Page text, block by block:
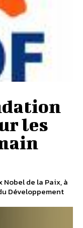
les
Nobel de la Paix, à
Développement